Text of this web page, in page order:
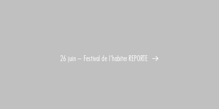
26 juin – Festival de l’habiter REPORTE